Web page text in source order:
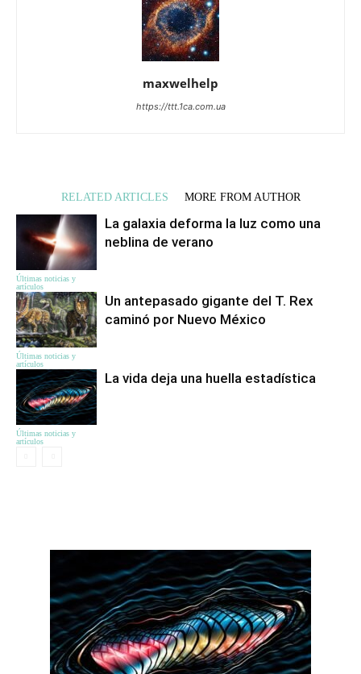
maxwelhelp
https://ttt.1ca.com.ua
RELATED ARTICLES MORE FROM AUTHOR
Últimas noticias y
artículos
La galaxia deforma la luz como una
neblina de verano
Últimas noticias y
artículos
Un antepasado gigante del T. Rex
caminó por Nuevo México
Últimas noticias y
artículos
La vida deja una huella estadística